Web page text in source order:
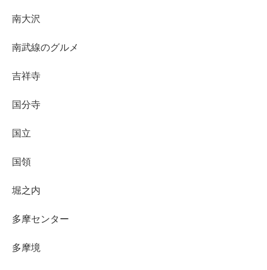
南大沢
南武線のグルメ
吉祥寺
国分寺
国立
国領
堀之内
多摩センター
多摩境